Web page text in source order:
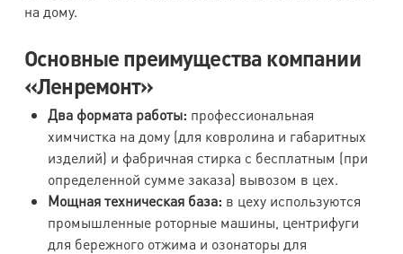
на дому.
Основные преимущества компании
«Ленремонт»
Два формата работы: профессиональная
химчистка на дому (для ковролина и габаритных
изделий) и фабричная стирка с бесплатным (при
определенной сумме заказа) вывозом в цех.
Мощная техническая база: в цеху используются
промышленные роторные машины, центрифуги
для бережного отжима и озонаторы для